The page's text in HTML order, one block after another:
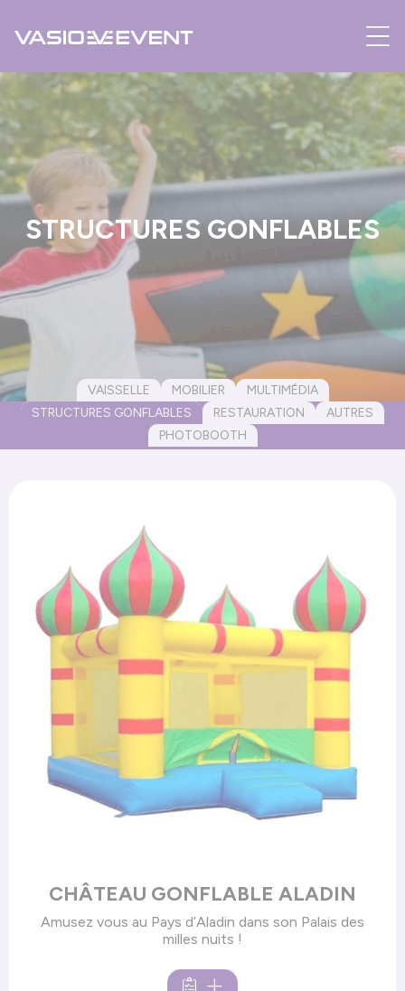
STRUCTURES GONFLABLES
VAISSELLE MOBILIER
MULTIMÉDIA
STRUCTURES GONFLABLES
RESTAURATION
AUTRES
PHOTOBOOTH
CHÂTEAU GONFLABLE ALADIN
Amusez vous au Pays d’Aladin dans son Palais des
milles nuits !